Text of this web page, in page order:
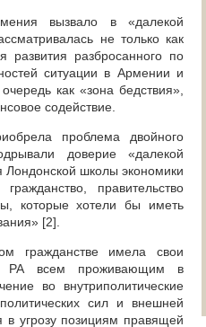
вызвало в «далекой
не только как
развития разбросанного по
ситуации в Армении и
как «зона бедствия»,
содействие.
проблема двойного
доверие «далекой
школы экономики
правительство
которые хотели бы иметь
[2].
гражданстве имела свои
РА всем проживающим в
во внутриполитические
сил и внешней
в угрозу позициям правящей